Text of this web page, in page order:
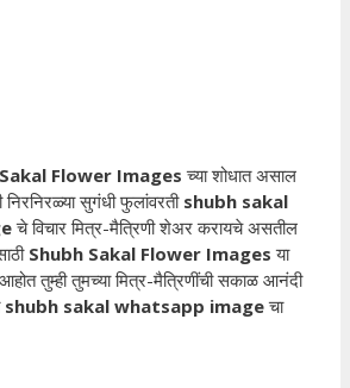
Flower Imagesच्या शोधात असाल
निरनिरळ्या सुगंधी फुलांवरती shubh sakal
चे विचार मित्र-मैत्रिणी शेअर करायचे असतील
Shubh Sakal Flower Imagesया
तुम्ही तुमच्या मित्र-मैत्रिणींची सकाळ आनंदी
shubh sakal whatsapp imageचा